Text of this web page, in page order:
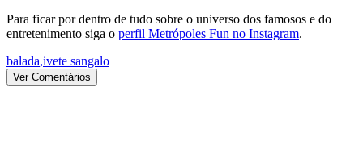
Para ficar por dentro de tudo sobre o universo dos famosos e do
entretenimento siga o perfil Metrópoles Fun no Instagram.
balada,ivete sangalo
Ver Comentários